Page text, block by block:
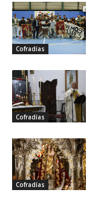
Cofradías
Cofradías
Cofradías